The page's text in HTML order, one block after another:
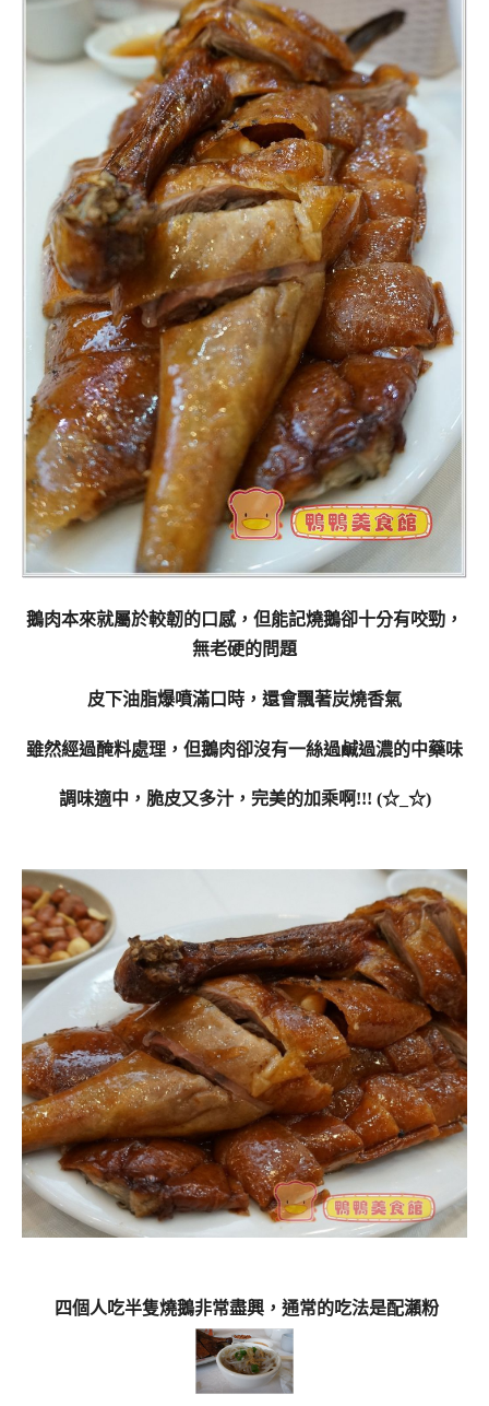
鵝肉本來就屬於較韌的口感，但能記燒鵝卻十分有咬勁，
無老硬的問題
皮下油脂爆噴滿口時，還會飄著炭燒香氣
雖然經過醃料處理，但鵝肉卻沒有一絲過鹹過濃的中藥味
調味適中，脆皮又多汁，完美的加乘啊!!! (☆_☆)
四個人吃半隻燒鵝非常盡興，通常的吃法是配瀨粉